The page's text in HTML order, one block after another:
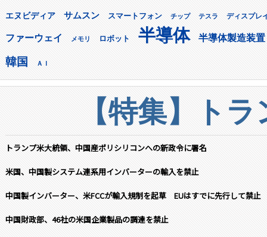
エヌビディア サムスン スマートフォン チップ テスラ ディスプレ
ファーウェイ メモリ ロボット 半導体 半導体製造装置
韓国 ＡＩ
【特集】ト
トランプ米大統領、中国産ポリシリコンへの新政令に署名
米国、中国製システム連系用インバーターの輸入を禁止
中国製インバーター、米FCCが輸入規制を起草 EUはすでに先行して禁止
中国財政部、46社の米国企業製品の調達を禁止